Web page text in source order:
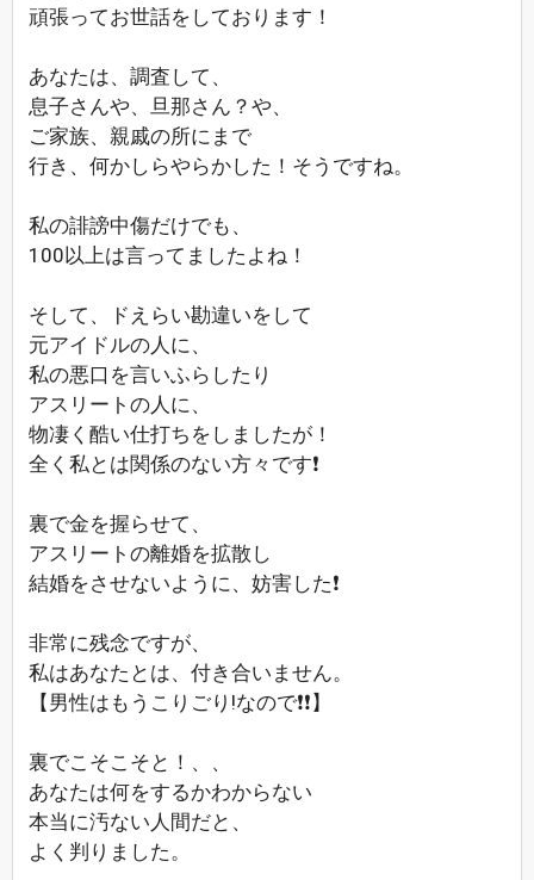
頑張ってお世話をしております！
あなたは、調査して、
息子さんや、旦那さん？や、
ご家族、親戚の所にまで
行き、何かしらやらかした！そうですね。
私の誹謗中傷だけでも、
100以上は言ってましたよね！
そして、ドえらい勘違いをして
元アイドルの人に、
私の悪口を言いふらしたり
アスリートの人に、
物凄く酷い仕打ちをしましたが！
全く私とは関係のない方々です❗
裏で金を握らせて、
アスリートの離婚を拡散し
結婚をさせないように、妨害した❗
非常に残念ですが、
私はあなたとは、付き合いません。
【男性はもうこりごり!なので❗❗】
裏でこそこそと！、、
あなたは何をするかわからない
本当に汚ない人間だと、
よく判りました。